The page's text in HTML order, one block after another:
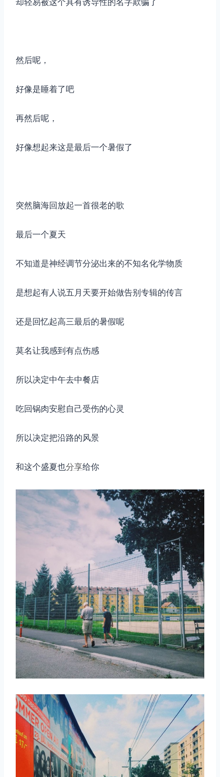
却轻易被这个具有诱导性的名字欺骗了
然后呢，
好像是睡着了吧
再然后呢，
好像想起来这是最后一个暑假了
突然脑海回放起一首很老的歌
最后一个夏天
不知道是神经调节分泌出来的不知名化学物质
是想起有人说五月天要开始做告别专辑的传言
还是回忆起高三最后的暑假呢
莫名让我感到有点伤感
所以决定中午去中餐店
吃回锅肉安慰自己受伤的心灵
所以决定把沿路的风景
和这个盛夏也分享给你